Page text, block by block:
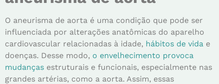
O aneurisma de aorta é uma condição que pode ser
influenciada por alterações anatômicas do aparelho
cardiovascular relacionadas à idade, hábitos de vida e
doenças. Desse modo, o envelhecimento provoca
mudanças estruturais e funcionais, especialmente nas
grandes artérias, como a aorta. Assim, essas